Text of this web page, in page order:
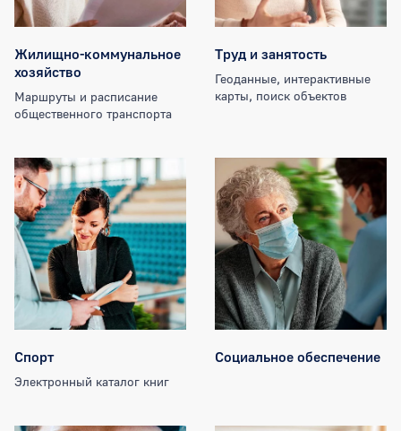
Жилищно-коммунальное
хозяйство
Маршруты и расписание
общественного транспорта
Труд и занятость
Геоданные, интерактивные
карты, поиск объектов
Спорт
Электронный каталог книг
Социальное обеспечение